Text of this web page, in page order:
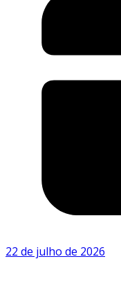
22 de julho de 2026